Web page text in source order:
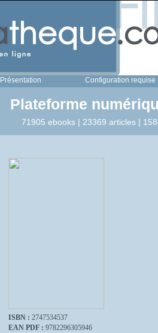
Présentation Configuration requise
Plateforme
71905 ebooks | 23369 articles |
ISBN : 2747534537
EAN PDF : 9782296305946